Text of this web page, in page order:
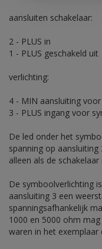
aansluiten schakelaar:
2 - PLUS in
1 - PLUS geschakeld uit
verlichting:
4 - MIN aansluiting voor
3 - PLUS ingang voor
De led onder het
spanning op
alleen als de
De symboolverlichting
aansluiting 3 een
spanningsafhankelijk
1000 en 5000 ohm
waren in het exemplaar